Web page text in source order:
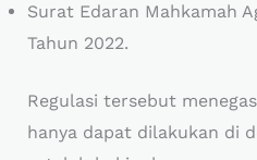
Surat Edaran Mahkamah
Tahun 2022.
Regulasi tersebut
hanya dapat dilakukan di